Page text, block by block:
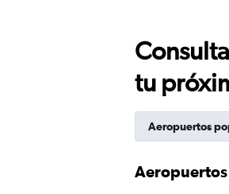
tu
Aeropuertos
Aeropuertos